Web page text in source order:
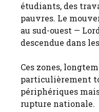
étudiants, des
pauvres. Le
au sud-ouest —
descendue dans
Ces zones,
particulièrement
périphériques
rupture nationale.